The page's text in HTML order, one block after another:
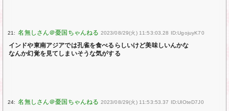
21: 2023/08/29(火) 11:53:03.28 ID:UgojuyK70
インドや東南アジアでは孔雀を食べるらしいけど美味しいんかな
なんか幻覚を見てしまいそうな気がする
24: 2023/08/29(火) 11:53:53.37 ID:UlOteD7J0